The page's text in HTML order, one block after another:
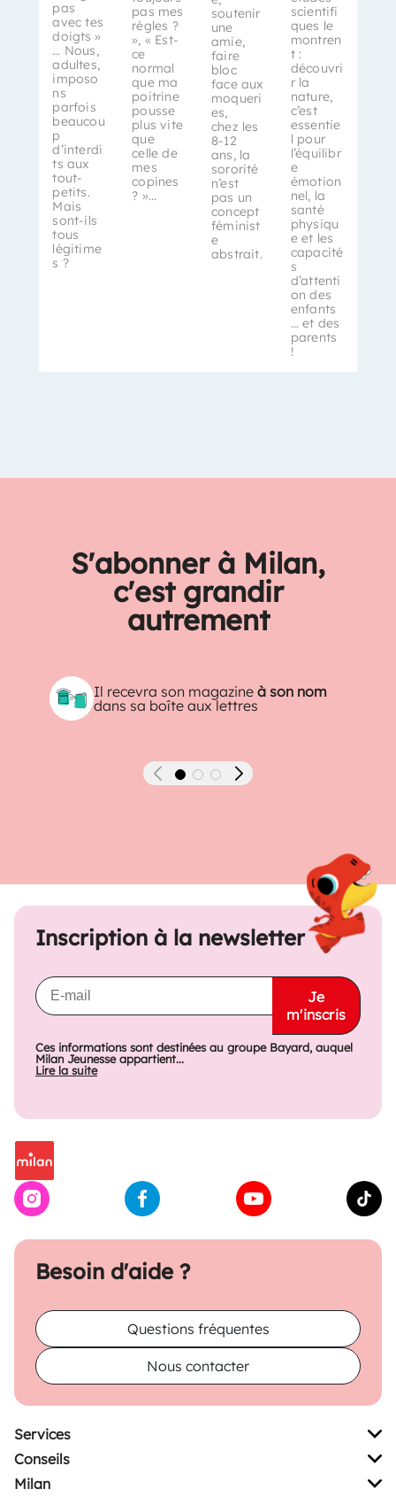
pas
avec tes
doigts »
… Nous,
adultes,
imposo
ns
parfois
beaucou
p
d’interdi
ts aux
tout-
petits.
Mais
sont-ils
tous
légitime
s ?
pas mes
règles ?
», « Est-
ce
normal
que ma
poitrine
pousse
plus vite
que
celle de
mes
copines
? »...
soutenir
une
amie,
faire
bloc
face aux
moqueri
es,
chez les
8-12
ans, la
sororité
n’est
pas un
concept
féminist
e
abstrait.
scientifi
ques le
montren
t :
découvri
r la
nature,
c’est
essentie
l pour
l’équilibr
e
émotion
nel, la
santé
physiqu
e et les
capacité
s
d’attenti
on des
enfants
… et des
parents
!
S'abonner à Milan,
c'est grandir
autrement
Il recevra son magazineà son nom
dans sa boîte aux lettres
Précédent Suivant
Besoin d'aide ?
Questions fréquentes
Nous contacter
Inscription à la newsletter
Je
m'inscris
Ces informations sont destinées au groupe Bayard, auquel
Milan Jeunesse appartient...
Lire la suite
Services
Conseils
Milan